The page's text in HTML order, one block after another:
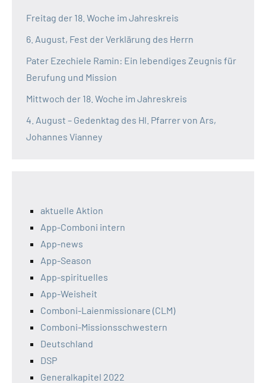
Freitag der 18. Woche im Jahreskreis
6. August, Fest der Verklärung des Herrn
Pater Ezechiele Ramin: Ein lebendiges Zeugnis für
Berufung und Mission
Mittwoch der 18. Woche im Jahreskreis
4. August – Gedenktag des Hl. Pfarrer von Ars,
Johannes Vianney
aktuelle Aktion
App-Comboni intern
App-news
App-Season
App-spirituelles
App-Weisheit
Comboni-Laienmissionare (CLM)
Comboni-Missionsschwestern
Deutschland
DSP
Generalkapitel 2022